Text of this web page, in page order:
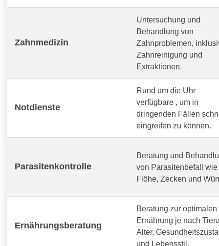
Zahnmedizin
Untersuchung und
Behandlung von
Zahnproblemen,
Zahnreinigung und
Extraktionen.
Notdienste
Rund um die Uhr
verfügbare , um in
dringenden Fällen
eingreifen zu können.
Parasitenkontrolle
Beratung und
von Parasitenbefall wie
Flöhe, Zecken und
Ernährungsberatung
Beratung zur optimalen
Ernährung je nach
Alter,
und Lebensstil.